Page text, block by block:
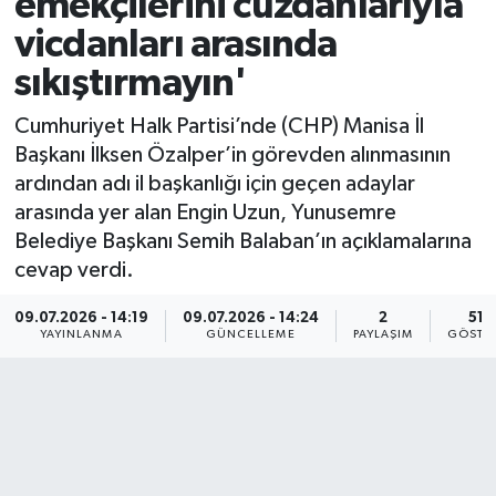
vicdanları arasında
sıkıştırmayın'
Cumhuriyet Halk Partisi’nde (CHP) Manisa İl
Başkanı İlksen Özalper’in görevden alınmasının
ardından adı il başkanlığı için geçen adaylar
arasında yer alan Engin Uzun, Yunusemre
Belediye Başkanı Semih Balaban’ın açıklamalarına
cevap verdi.
09.07.2026 - 14:19
YAYINLANMA
09.07.2026 - 14:24
GÜNCELLEME
2
PAYLAŞIM
516
KÜLTÜR SANAT
YAŞAM
LIFE
SARIGÖL
SARUHANLI
SELENDİ
KIRKAĞAÇ
DEMİRCİ
GÖLMARMARA
KÖPRÜBAŞI
KULA
SALİHLİ
SARIGÖL
SARUHANLI
ŞEHZADELER
EKONOMİ
EĞİTİM
KÜLTÜR SANAT
SPOR
YAŞAM
LIFE